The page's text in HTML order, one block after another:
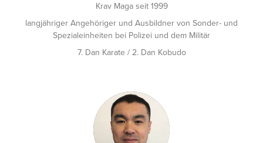
Krav Maga seit 1999
langjähriger Angehöriger und Ausbildner von Sonder- und
Spezialeinheiten bei Polizei und dem Militär
7. Dan Karate / 2. Dan Kobudo
YK